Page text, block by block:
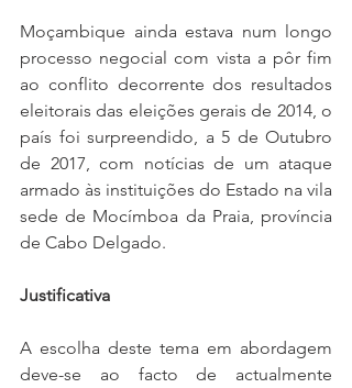
Moçambique ainda estava num longo
processo negocial com vista a pôr fim
ao conflito decorrente dos resultados
eleitorais das eleições gerais de 2014, o
país foi surpreendido, a 5 de Outubro
de 2017, com notícias de um ataque
armado às instituições do Estado na vila
sede de Mocímboa da Praia, província
de Cabo Delgado.
Justificativa
A escolha deste tema em abordagem
deve-se ao facto de actualmente